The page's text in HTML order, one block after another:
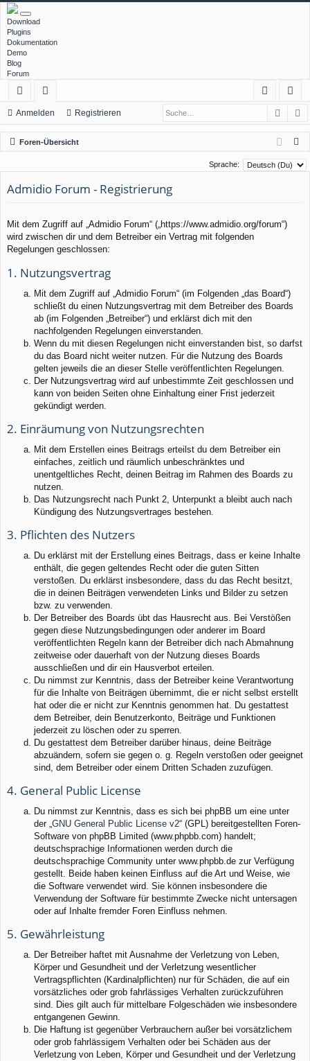
Download
Plugins
Dokumentation
Demo
Blog
Forum
ch
ne
llz
f
or
en
m
el
ist
rie
Anmelden Registrieren
Foren-Übersicht
c
Sprache:
Admidio Forum - Registrierung
Mit dem Zugriff auf „Admidio Forum“ („https://www.admidio.org/forum“)
wird zwischen dir und dem Betreiber ein Vertrag mit folgenden
Regelungen geschlossen:
1. Nutzungsvertrag
Mit dem Zugriff auf „Admidio Forum“ (im Folgenden „das Board“)
schließt du einen Nutzungsvertrag mit dem Betreiber des Boards
ab (im Folgenden „Betreiber“) und erklärst dich mit den
nachfolgenden Regelungen einverstanden.
Wenn du mit diesen Regelungen nicht einverstanden bist, so darfst
du das Board nicht weiter nutzen. Für die Nutzung des Boards
gelten jeweils die an dieser Stelle veröffentlichten Regelungen.
Der Nutzungsvertrag wird auf unbestimmte Zeit geschlossen und
kann von beiden Seiten ohne Einhaltung einer Frist jederzeit
gekündigt werden.
2. Einräumung von Nutzungsrechten
Mit dem Erstellen eines Beitrags erteilst du dem Betreiber ein
einfaches, zeitlich und räumlich unbeschränktes und
unentgeltliches Recht, deinen Beitrag im Rahmen des Boards zu
nutzen.
Das Nutzungsrecht nach Punkt 2, Unterpunkt a bleibt auch nach
Kündigung des Nutzungsvertrages bestehen.
3. Pflichten des Nutzers
Du erklärst mit der Erstellung eines Beitrags, dass er keine Inhalte
enthält, die gegen geltendes Recht oder die guten Sitten
verstoßen. Du erklärst insbesondere, dass du das Recht besitzt,
die in deinen Beiträgen verwendeten Links und Bilder zu setzen
bzw. zu verwenden.
Der Betreiber des Boards übt das Hausrecht aus. Bei Verstößen
gegen diese Nutzungsbedingungen oder anderer im Board
veröffentlichten Regeln kann der Betreiber dich nach Abmahnung
zeitweise oder dauerhaft von der Nutzung dieses Boards
ausschließen und dir ein Hausverbot erteilen.
Du nimmst zur Kenntnis, dass der Betreiber keine Verantwortung
für die Inhalte von Beiträgen übernimmt, die er nicht selbst erstellt
hat oder die er nicht zur Kenntnis genommen hat. Du gestattest
dem Betreiber, dein Benutzerkonto, Beiträge und Funktionen
jederzeit zu löschen oder zu sperren.
Du gestattest dem Betreiber darüber hinaus, deine Beiträge
abzuändern, sofern sie gegen o. g. Regeln verstoßen oder geeignet
sind, dem Betreiber oder einem Dritten Schaden zuzufügen.
4. General Public License
Du nimmst zur Kenntnis, dass es sich bei phpBB um eine unter
der „GNU General Public License v2“ (GPL) bereitgestellten Foren-
Software von phpBB Limited (www.phpbb.com) handelt;
deutschsprachige Informationen werden durch die
deutschsprachige Community unter www.phpbb.de zur Verfügung
gestellt. Beide haben keinen Einfluss auf die Art und Weise, wie
die Software verwendet wird. Sie können insbesondere die
Verwendung der Software für bestimmte Zwecke nicht untersagen
oder auf Inhalte fremder Foren Einfluss nehmen.
5. Gewährleistung
Der Betreiber haftet mit Ausnahme der Verletzung von Leben,
Körper und Gesundheit und der Verletzung wesentlicher
Vertragspflichten (Kardinalpflichten) nur für Schäden, die auf ein
vorsätzliches oder grob fahrlässiges Verhalten zurückzuführen
sind. Dies gilt auch für mittelbare Folgeschäden wie insbesondere
entgangenen Gewinn.
Die Haftung ist gegenüber Verbrauchern außer bei vorsätzlichem
oder grob fahrlässigem Verhalten oder bei Schäden aus der
Verletzung von Leben, Körper und Gesundheit und der Verletzung